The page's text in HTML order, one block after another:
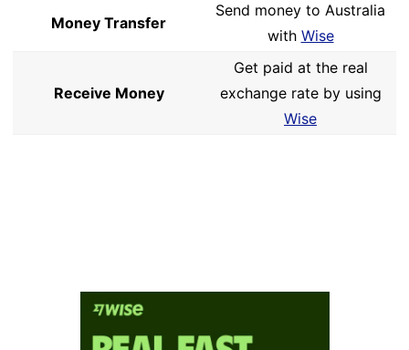
Money Transfer
Send money to Australia
with Wise
Receive Money
Get paid at the real
exchange rate by using
Wise